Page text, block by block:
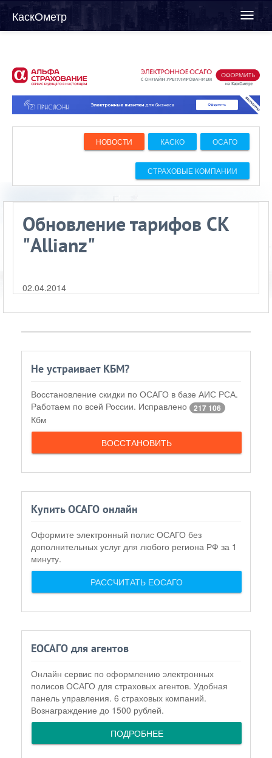
Toggle
КаскОметр
НОВОСТИ КАСКО ОСАГО
СТРАХОВЫЕ КОМПАНИИ
Обновление тарифов СК
"Allianz"
02.04.2014
Не устраивает КБМ?
Восстановление скидки по ОСАГО в базе АИС РСА.
Работаем по всей России. Исправлено
217 106
Кбм
ВОССТАНОВИТЬ
Купить ОСАГО онлайн
Оформите электронный полис ОСАГО без
дополнительных услуг для любого региона РФ за 1
минуту.
РАССЧИТАТЬ ЕОСАГО
ЕОСАГО для агентов
Онлайн сервис по оформлению электронных
полисов ОСАГО для страховых агентов. Удобная
панель управления. 6 страховых компаний.
Вознаграждение до 1500 рублей.
ПОДРОБНЕЕ